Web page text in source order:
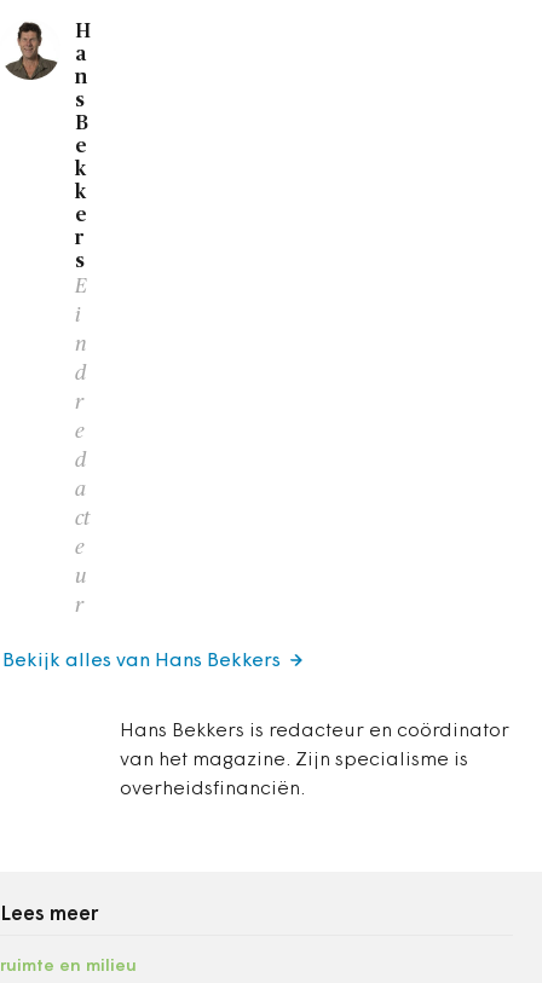
H
a
n
s
B
e
k
k
e
r
s
E
i
n
d
r
e
d
a
ct
e
u
r
Hans Bekkers is redacteur en coördinator
van het magazine. Zijn specialisme is
overheidsfinanciën.
Bekijk alles van Hans Bekkers
Lees meer
ruimte en milieu